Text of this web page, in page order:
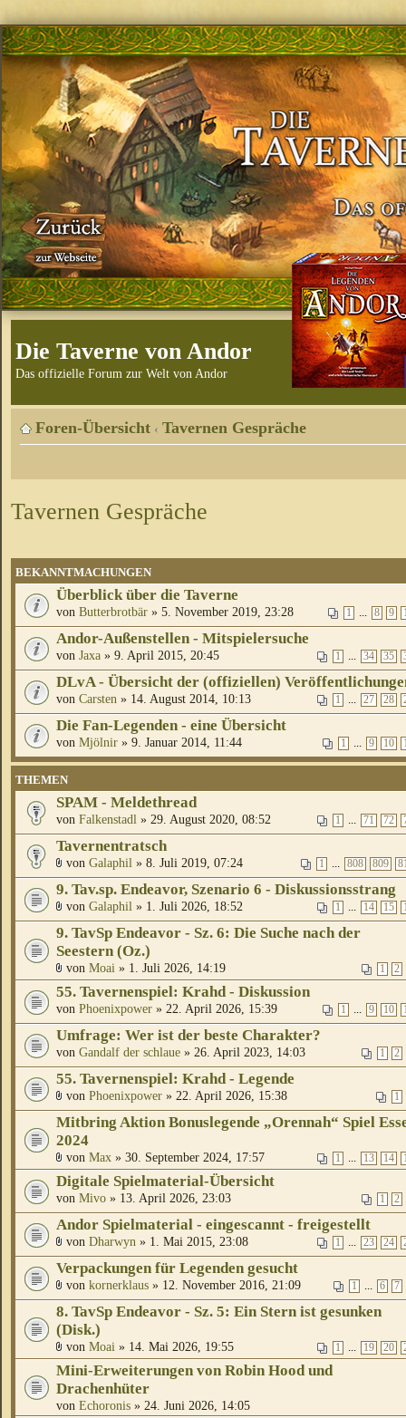
Die Taverne von Andor
Das offizielle Forum zur Welt von Andor
Foren-Übersicht ‹ Tavernen Gespräche
Tavernen Gespräche
BEKANNTMACHUNGEN
Überblick über die Taverne
1 ... 8 9
von Butterbrotbär » 5. November 2019, 23:28
Andor-Außenstellen - Mitspielersuche
1 ... 34 35
von Jaxa » 9. April 2015, 20:45
DLvA - Übersicht der (offiziellen)
1 ... 27 28
von Carsten » 14. August 2014, 10:13
Die Fan-Legenden - eine Übersicht
1 ... 9 10
von Mjölnir » 9. Januar 2014, 11:44
THEMEN
SPAM - Meldethread
1 ... 71 72
von Falkenstadl » 29. August 2020, 08:52
Tavernentratsch
1 ... 808 809
von Galaphil » 8. Juli 2019, 07:24
9. Tav.sp. Endeavor, Szenario 6 - Diskussionsstrang
1 ... 14 15
von Galaphil » 1. Juli 2026, 18:52
9. TavSp Endeavor - Sz. 6: Die Suche nach der
Seestern (Oz.)
1 2
von Moai » 1. Juli 2026, 14:19
55. Tavernenspiel: Krahd - Diskussion
1 ... 9 10
von Phoenixpower » 22. April 2026, 15:39
Umfrage: Wer ist der beste Charakter?
1 2
von Gandalf der schlaue » 26. April 2023, 14:03
55. Tavernenspiel: Krahd - Legende
1
von Phoenixpower » 22. April 2026, 15:38
Mitbring Aktion Bonuslegende „Orennah“ Spiel
2024
1 ... 13 14
von Max » 30. September 2024, 17:57
Digitale Spielmaterial-Übersicht
1 2
von Mivo » 13. April 2026, 23:03
Andor Spielmaterial - eingescannt - freigestellt
1 ... 23 24
von Dharwyn » 1. Mai 2015, 23:08
Verpackungen für Legenden gesucht
1 ... 6 7
von kornerklaus » 12. November 2016, 21:09
8. TavSp Endeavor - Sz. 5: Ein Stern ist gesunken
(Disk.)
1 ... 19 20
von Moai » 14. Mai 2026, 19:55
Mini-Erweiterungen von Robin Hood und
Drachenhüter
von Echoronis » 24. Juni 2026, 14:05